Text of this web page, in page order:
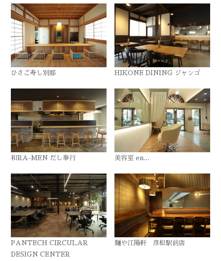
ひさご寿し別邸 HIKONE DINING ジャンゴ
和RA-MEN だし奉行 美容室 en...
PANTECH CIRCULAR
DESIGN CENTER
麺や江陽軒 彦根駅前店